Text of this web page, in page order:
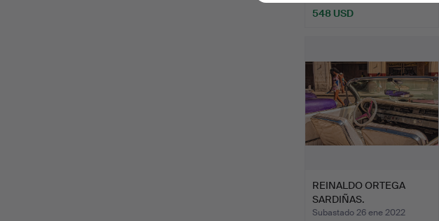
548 USD
REINALDO ORTEGA
SARDIÑAS.
'Descapotables',…
Subastado 26 ene 2022